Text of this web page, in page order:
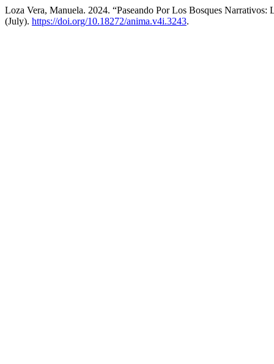
Loza Vera, Manuela. 2024. “Paseando Por Los Bosques
(July). https://doi.org/10.18272/anima.v4i.3243.